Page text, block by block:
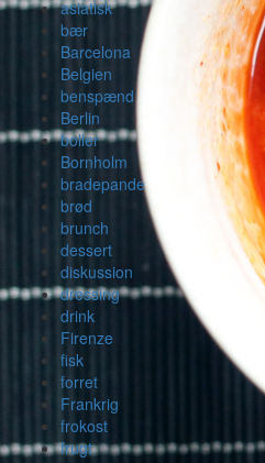
asiatisk
bær
Barcelona
Belgien
benspænd
Berlin
boller
Bornholm
bradepande
brød
brunch
dessert
diskussion
dressing
drink
Firenze
fisk
forret
Frankrig
frokost
frugt